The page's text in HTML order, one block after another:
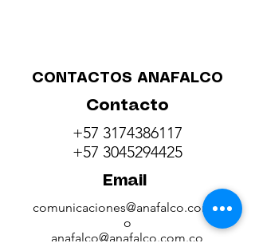
CONTACTOS ANAFALCO
Contacto
+57 3174386117
+57 3045294425
Email
comunicaciones@anafalco.com.c
o
anafalco@anafalco.com.co